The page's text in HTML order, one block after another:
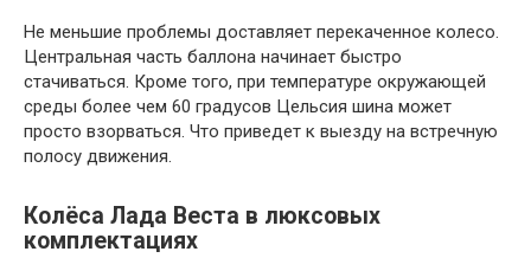
Не меньшие проблемы доставляет перекаченное колесо.
Центральная часть баллона начинает быстро
стачиваться. Кроме того, при температуре окружающей
среды более чем 60 градусов Цельсия шина может
просто взорваться. Что приведет к выезду на встречную
полосу движения.
Колёса Лада Веста в люксовых
комплектациях